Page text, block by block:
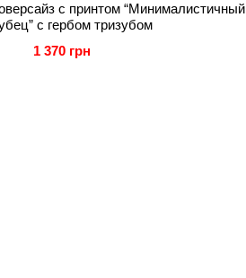
с принтом “Минималистичный
с гербом тризубом
1 370 грн